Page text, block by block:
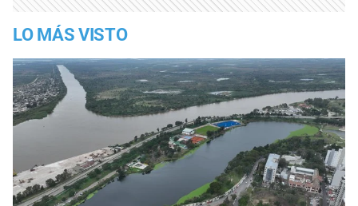
LO MÁS VISTO